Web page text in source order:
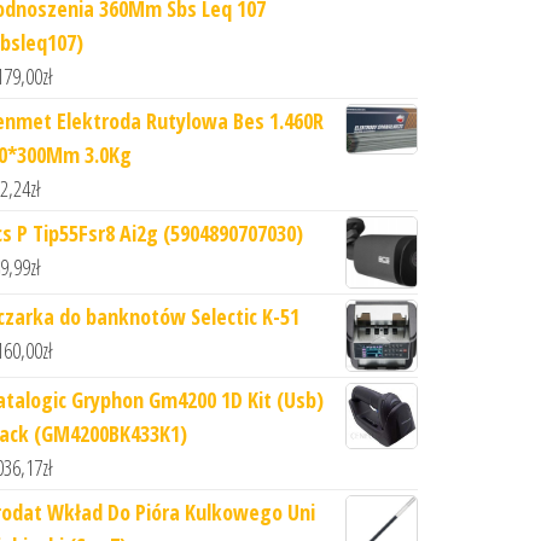
360Mm Sbs Leq 107
zł
Elektroda Rutylowa Bes 1.460R
3.0Kg
zł
P Tip55Fsr8 Ai2g (5904890707030)
zł
do banknotów Selectic K-51
zł
Gryphon Gm4200 1D Kit (Usb)
(GM4200BK433K1)
zł
Wkład Do Pióra Kulkowego Uni